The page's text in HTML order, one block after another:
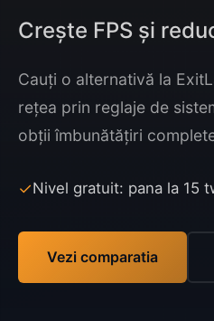
Crește FPS și
Cauți o alternativă la
rețea prin reglaje de
obții îmbunătățiri
✓Nivel gratuit: pana la 15
Vezi comparatia